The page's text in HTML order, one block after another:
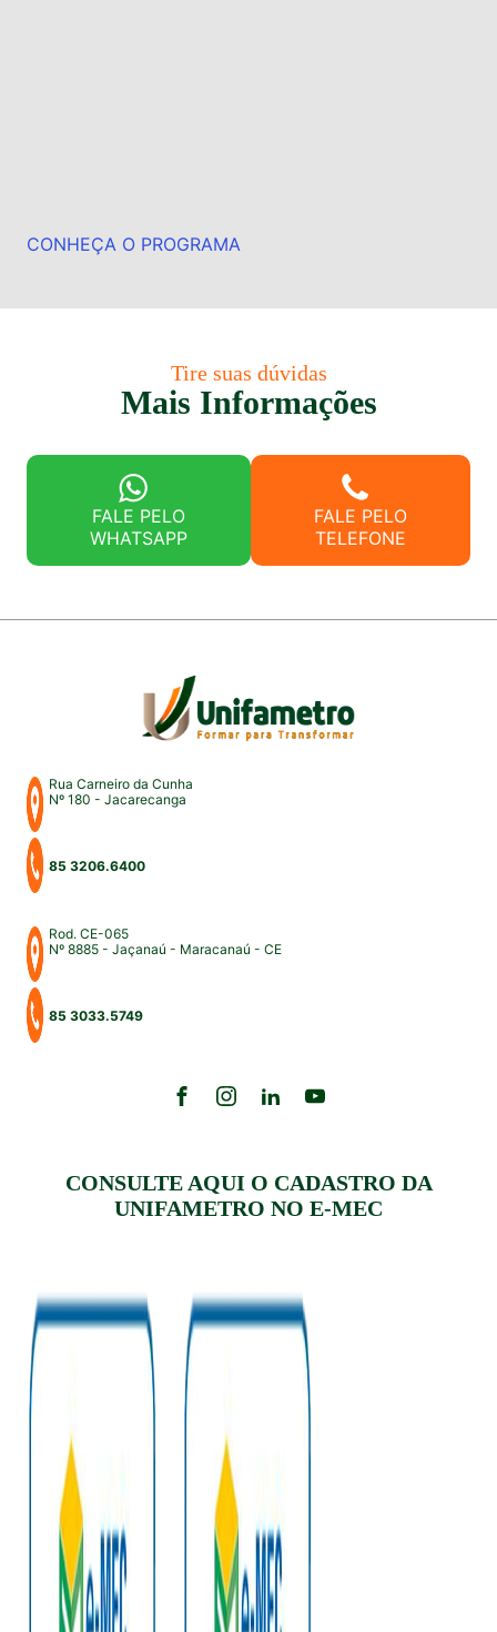
CONHEÇA O PROGRAMA
Tire suas dúvidas
Mais Informações
FALE PELO
WHATSAPP
FALE PELO
TELEFONE
Rua Carneiro da Cunha
Nº 180 - Jacarecanga
85 3206.6400
Rod. CE-065
Nº 8885 - Jaçanaú - Maracanaú - CE
85 3033.5749
CONSULTE AQUI O CADASTRO DA
UNIFAMETRO NO E-MEC